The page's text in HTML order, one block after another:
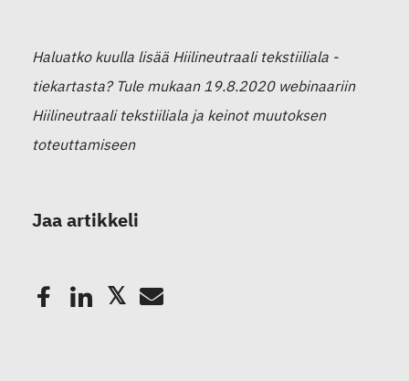
Haluatko kuulla lisää Hiilineutraali tekstiiliala -
tiekartasta? Tule mukaan 19.8.2020 webinaariin
Hiilineutraali tekstiiliala ja keinot muutoksen
toteuttamiseen
Jaa artikkeli